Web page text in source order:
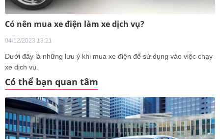
Có nên mua xe điện làm xe dịch vụ?
04/12/2023 13:21
Dưới đây là những lưu ý khi mua xe điện để sử dụng vào việc chạy
xe dịch vụ.
Có thể bạn quan tâm